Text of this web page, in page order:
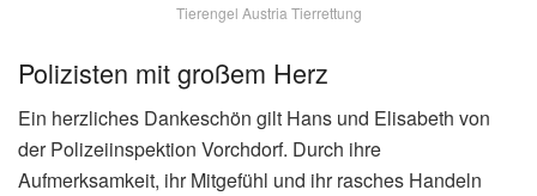
Tierengel Austria Tierrettung
Polizisten mit großem Herz
Ein herzliches Dankeschön gilt Hans und Elisabeth von
der Polizeiinspektion Vorchdorf. Durch ihre
Aufmerksamkeit, ihr Mitgefühl und ihr rasches Handeln